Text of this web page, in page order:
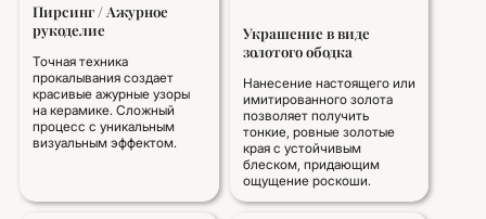
Пирсинг / Ажурное
рукоделие
Точная техника
прокалывания создает
красивые ажурные узоры
на керамике. Сложный
процесс с уникальным
визуальным эффектом.
Украшение в виде
золотого ободка
Нанесение настоящего или
имитированного золота
позволяет получить
тонкие, ровные золотые
края с устойчивым
блеском, придающим
ощущение роскоши.